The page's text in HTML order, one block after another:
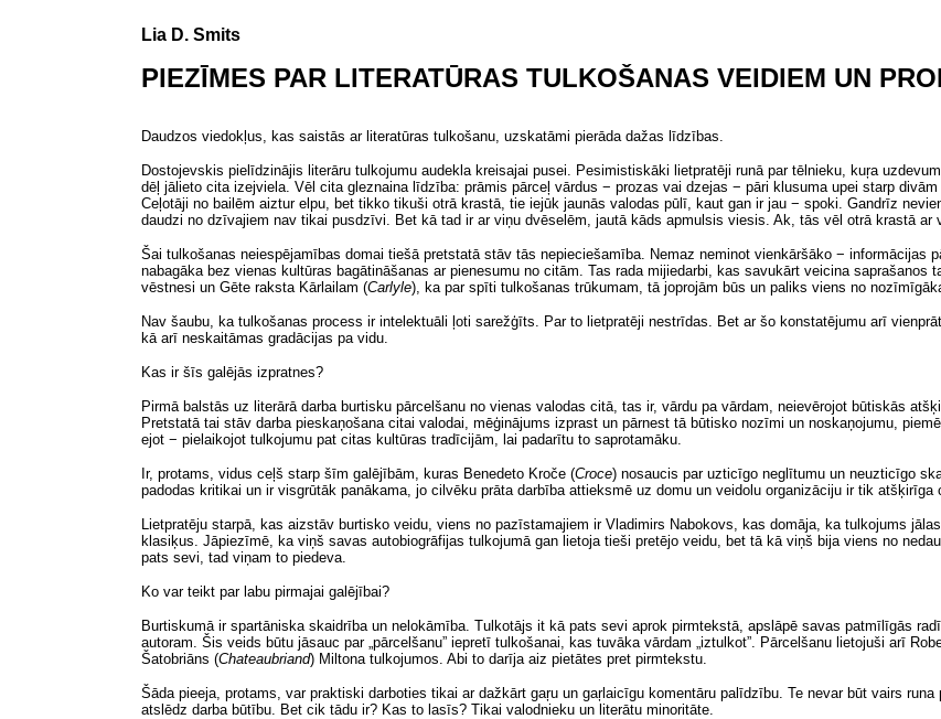
Lia D. Smits
PIEZĪMES PAR LITERATŪRAS TULKOŠANAS VEIDIEM UN
Daudzos viedokļus, kas saistās ar literatūras tulkošanu, uzskatāmi pierāda dažas līdzības.
Dostojevskis pielīdzinājis literāru tulkojumu audekla kreisajai pusei. Pesimistiskāki lietpratēji runā par tēlnieku, kuŗa
dēļ jālieto cita izejviela. Vēl cita gleznaina līdzība: prāmis pārceļ vārdus − prozas vai dzejas − pāri klusuma upei starp
Ceļotāji no bailēm aiztur elpu, bet tikko tikuši otrā krastā, tie iejūk jaunās valodas pūlī, kaut gan ir jau − spoki. Gandrīz
daudzi no dzīvajiem nav tikai pusdzīvi. Bet kā tad ir ar viņu dvēselēm, jautā kāds apmulsis viesis. Ak, tās vēl otrā krastā ar
Šai tulkošanas neiespējamības domai tiešā pretstatā stāv tās nepieciešamība. Nemaz neminot vienkāršāko − informācijas
nabagāka bez vienas kultūras bagātināšanas ar pienesumu no citām. Tas rada mijiedarbi, kas savukārt veicina
vēstnesi un Gēte raksta Kārlailam (Carlyle), ka par spīti tulkošanas trūkumam, tā joprojām būs un paliks viens no
Nav šaubu, ka tulkošanas process ir intelektuāli ļoti sarežģīts. Par to lietpratēji nestrīdas. Bet ar šo konstatējumu arī
kā arī neskaitāmas gradācijas pa vidu.
Kas ir šīs galējās izpratnes?
Pirmā balstās uz literārā darba burtisku pārcelšanu no vienas valodas citā, tas ir, vārdu pa vārdam, neievērojot būtiskās
Pretstatā tai stāv darba pieskaņošana citai valodai, mēģinājums izprast un pārnest tā būtisko nozīmi un noskaņojumu,
ejot − pielaikojot tulkojumu pat citas kultūras tradīcijām, lai padarītu to saprotamāku.
Ir, protams, vidus ceļš starp šīm galējībām, kuras Benedeto Kroče (Croce) nosaucis par uzticīgo neglītumu un neuzticīgo
padodas kritikai un ir visgrūtāk panākama, jo cilvēku prāta darbība attieksmē uz domu un veidolu organizāciju ir tik atšķirīga
Lietpratēju starpā, kas aizstāv burtisko veidu, viens no pazīstamajiem ir Vladimirs Nabokovs, kas domāja, ka tulkojums
klasiķus. Jāpiezīmē, ka viņš savas autobiogrāfijas tulkojumā gan lietoja tieši pretējo veidu, bet tā kā viņš bija viens no
pats sevi, tad viņam to piedeva.
Ko var teikt par labu pirmajai galējībai?
Burtiskumā ir spartāniska skaidrība un nelokāmība. Tulkotājs it kā pats sevi aprok pirmtekstā, apslāpē savas patmīlīgās
autoram. Šis veids būtu jāsauc par „pārcelšanu” iepretī tulkošanai, kas tuvāka vārdam „iztulkot”. Pārcelšanu lietojuši arī
Šatobriāns (Chateaubriand) Miltona tulkojumos. Abi to darīja aiz pietātes pret pirmtekstu.
Šāda pieeja, protams, var praktiski darboties tikai ar dažkārt gaŗu un gaŗlaicīgu komentāru palīdzību. Te nevar būt vairs
atslēdz darba būtību. Bet cik tādu ir? Kas to lasīs? Tikai valodnieku un literātu minoritāte.